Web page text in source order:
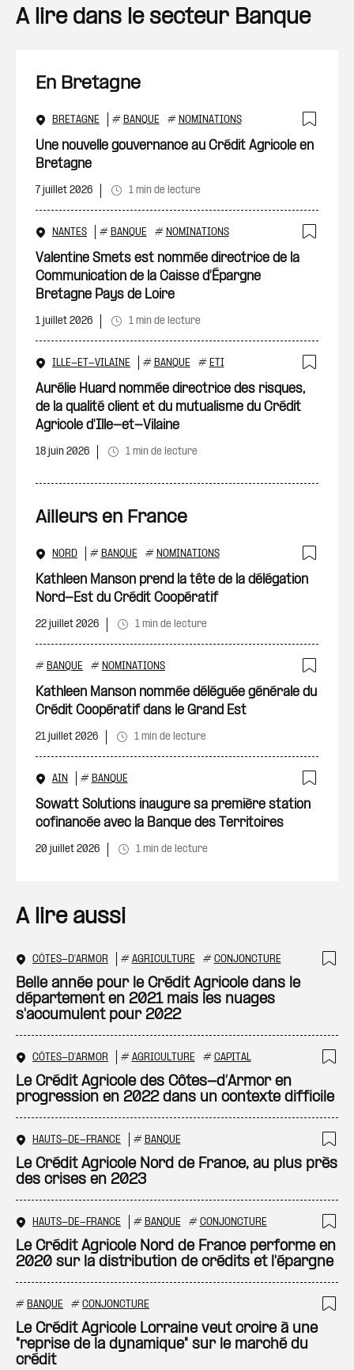
A lire dans le secteur Banque
En Bretagne
BRETAGNE # BANQUE # NOMINATIONS
Une nouvelle gouvernance au Crédit Agricole en
Bretagne
7 juillet 2026 1 min de lecture
NANTES # BANQUE # NOMINATIONS
Valentine Smets est nommée directrice de la
Communication de la Caisse d’Épargne
Bretagne Pays de Loire
1 juillet 2026 1 min de lecture
ILLE-ET-VILAINE # BANQUE # ETI
Aurélie Huard nommée directrice des risques,
de la qualité client et du mutualisme du Crédit
Agricole d'Ille-et-Vilaine
18 juin 2026 1 min de lecture
Ailleurs en France
NORD # BANQUE # NOMINATIONS
Kathleen Manson prend la tête de la délégation
Nord-Est du Crédit Coopératif
22 juillet 2026 1 min de lecture
# BANQUE # NOMINATIONS
Kathleen Manson nommée déléguée générale du
Crédit Coopératif dans le Grand Est
21 juillet 2026 1 min de lecture
AIN # BANQUE
Sowatt Solutions inaugure sa première station
cofinancée avec la Banque des Territoires
20 juillet 2026 1 min de lecture
A lire aussi
CÔTES-D'ARMOR # AGRICULTURE # CONJONCTURE
Belle année pour le Crédit Agricole dans le
département en 2021 mais les nuages
s'accumulent pour 2022
CÔTES-D'ARMOR # AGRICULTURE # CAPITAL
Le Crédit Agricole des Côtes-d’Armor en
progression en 2022 dans un contexte difficile
HAUTS-DE-FRANCE # BANQUE
Le Crédit Agricole Nord de France, au plus près
des crises en 2023
HAUTS-DE-FRANCE # BANQUE # CONJONCTURE
Le Crédit Agricole Nord de France performe en
2020 sur la distribution de crédits et l'épargne
# BANQUE # CONJONCTURE
Le Crédit Agricole Lorraine veut croire à une
"reprise de la dynamique" sur le marché du
crédit